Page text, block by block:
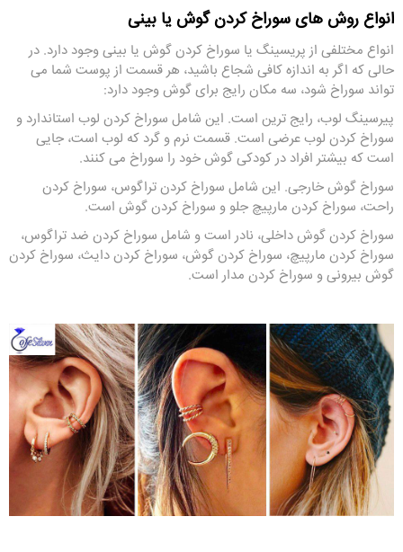
انواع روش های سوراخ کردن گوش یا بینی
انواع مختلفی از پریسینگ یا سوراخ کردن گوش یا بینی وجود دارد. در
حالی که اگر به اندازه کافی شجاع باشید، هر قسمت از پوست شما می
تواند سوراخ شود، سه مکان رایج برای گوش وجود دارد:
پیرسینگ لوب، رایج ترین است. این شامل سوراخ کردن لوب استاندارد و
سوراخ کردن لوب عرضی است. قسمت نرم و گرد که لوب است، جایی
است که بیشتر افراد در کودکی گوش خود را سوراخ می کنند.
سوراخ گوش خارجی. این شامل سوراخ کردن تراگوس، سوراخ کردن
راحت، سوراخ کردن مارپیچ جلو و سوراخ کردن گوش است.
سوراخ کردن گوش داخلی، نادر است و شامل سوراخ کردن ضد تراگوس،
سوراخ کردن مارپیچ، سوراخ کردن گوش، سوراخ کردن دایث، سوراخ کردن
گوش بیرونی و سوراخ کردن مدار است.